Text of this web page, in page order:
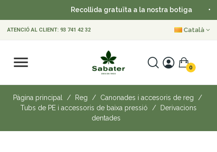
Recollida gratuïta a la nostra botiga •
ATENCIÓ AL CLIENT: 93 741 42 32 Català
0
Pàgina principal Reg
Canonades i accesoris de reg
Tubs de PE i accessoris de baixa pressió
Derivacions
dentades